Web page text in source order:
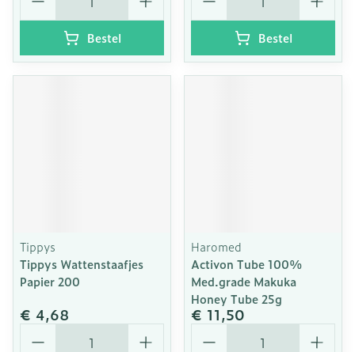
Bestel Bestel
Tippys
Tippys Wattenstaafjes
Papier 200
€ 4,68
Aantal
Haromed
Activon Tube 100%
Med.grade Makuka
Honey Tube 25g
€ 11,50
Aantal